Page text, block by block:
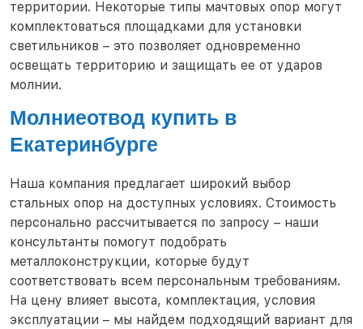
территории. Некоторые типы мачтовых опор могут
комплектоваться площадками для установки
светильников – это позволяет одновременно
освещать территорию и защищать ее от ударов
молнии.
Молниеотвод купить в
Екатеринбурге
Наша компания предлагает широкий выбор
стальных опор на доступных условиях. Стоимость
персонально рассчитывается по запросу – наши
консультанты помогут подобрать
металлоконструкции, которые будут
соответствовать всем персональным требованиям.
На цену влияет высота, комплектация, условия
эксплуатации – мы найдем подходящий вариант для